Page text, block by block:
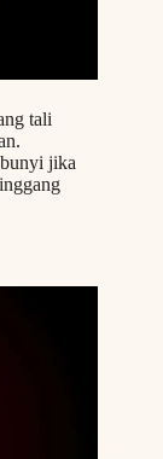
tali
bunyi jika